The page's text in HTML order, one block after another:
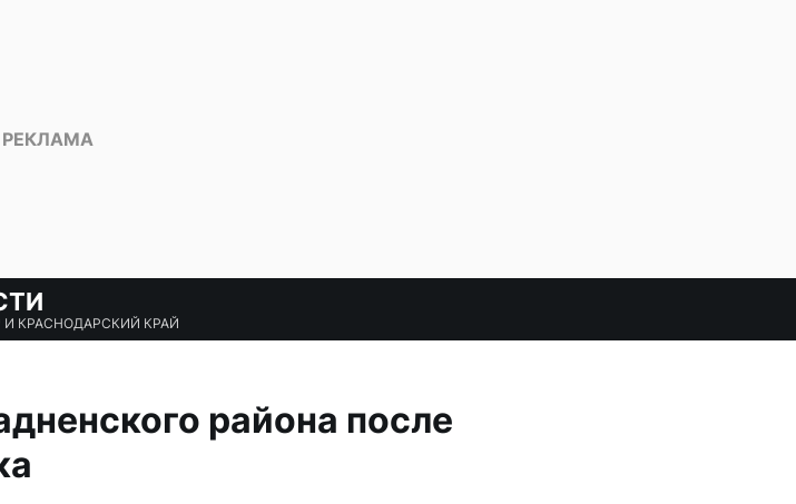
И КРАСНОДАРСКИЙ КРАЙ
района после